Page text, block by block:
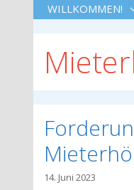
WILLKOMMEN!
14. Juni 2023